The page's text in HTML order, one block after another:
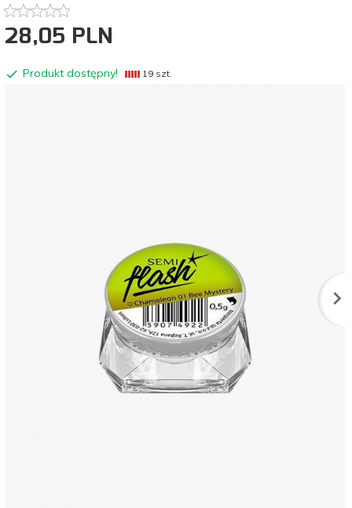
28,05 PLN
Produkt dostępny! 19 szt.